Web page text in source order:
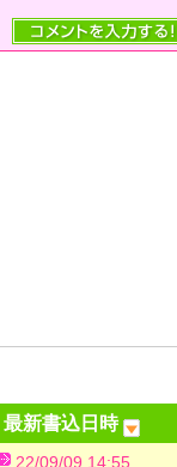
最新書込日時
22/09/09 14:55